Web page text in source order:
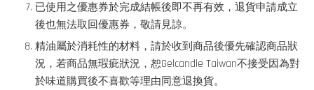
已使用之優惠券於完成結帳後即不再有效，退貨申請成立
後也無法取回優惠券，敬請見諒。
精油屬於消耗性的材料，請於收到商品後優先確認商品狀
況，若商品無瑕疵狀況，恕Gelcandle Taiwan不接受因為對
於味道購買後不喜歡等理由同意退換貨。